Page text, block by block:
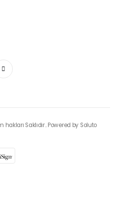
Saklıdır.. Powered by Soluto